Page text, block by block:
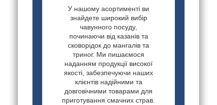
У нашому асортименті ви
знайдете широкий вибір
чавунного посуду,
починаючи від казанів та
сковорідок до мангалів та
триног. Ми пишаємося
наданням продукції високої
якості, забезпечуючи наших
клієнтів надійними та
довговічними товарами для
приготування смачних страв.